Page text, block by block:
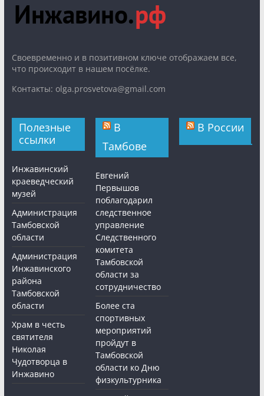
Cвоевременно и в позитивном ключе отображаем все,
что происходит в нашем посёлке.
Контакты: olga.prosvetova@gmail.com
Полезные
ссылки
Инжавинский
краеведческий
музей
Администрация
Тамбовской
области
Администрация
Инжавинского
района
Тамбовской
области
Храм в честь
святителя
Николая
Чудотворца в
Инжавино
В
Тамбове
Евгений
Первышов
поблагодарил
следственное
управление
Следственного
комитета
Тамбовской
области за
сотрудничество
Более ста
спортивных
мероприятий
пройдут в
Тамбовской
области ко Дню
физкультурника
В России